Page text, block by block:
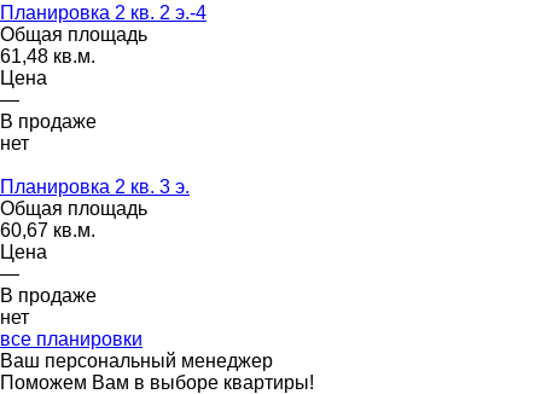
Планировка 2 кв. 2 э.-4
Общая площадь
61,48 кв.м.
Цена
—
В продаже
нет
Планировка 2 кв. 3 э.
Общая площадь
60,67 кв.м.
Цена
—
В продаже
нет
все планировки
Ваш персональный менеджер
Поможем Вам в выборе квартиры!